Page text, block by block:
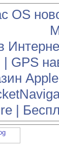
OS
| GPS
|